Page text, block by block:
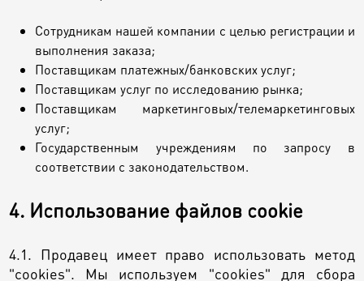
Сотрудникам нашей компании с целью регистрации и
выполнения заказа;
Поставщикам платежных/банковских услуг;
Поставщикам услуг по исследованию рынка;
Поставщикам маркетинговых/телемаркетинговых
услуг;
Государственным учреждениям по запросу в
соответствии с законодательством.
4. Использование файлов cookie
4.1. Продавец имеет право использовать метод
"cookies". Мы используем "cookies" для сбора